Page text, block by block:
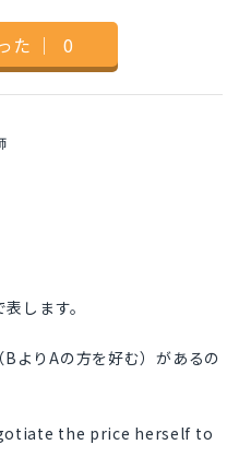
た ｜ 0
します。
よりAの方を好む）があるの
the price herself to